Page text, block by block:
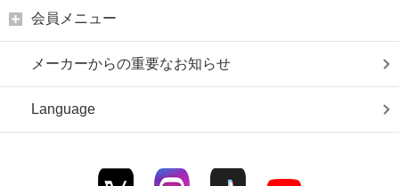
会員メニュー
メーカーからの重要なお知らせ
Language